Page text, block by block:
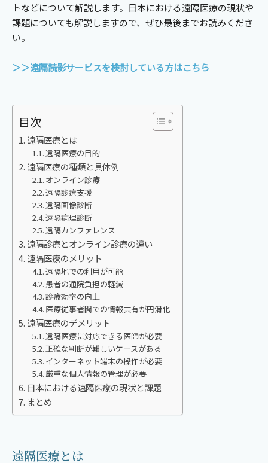
トなどについて解説します。日本における遠隔医療の現状や
課題についても解説しますので、ぜひ最後までお読みくださ
い。
＞＞遠隔読影サービスを検討している方はこちら
目次
遠隔医療とは
遠隔医療の目的
遠隔医療の種類と具体例
オンライン診療
遠隔診療支援
遠隔画像診断
遠隔病理診断
遠隔カンファレンス
遠隔診療とオンライン診療の違い
遠隔医療のメリット
遠隔地での利用が可能
患者の通院負担の軽減
診療効率の向上
医療従事者間での情報共有が円滑化
遠隔医療のデメリット
遠隔医療に対応できる医師が必要
正確な判断が難しいケースがある
インターネット端末の操作が必要
厳重な個人情報の管理が必要
日本における遠隔医療の現状と課題
まとめ
遠隔医療とは